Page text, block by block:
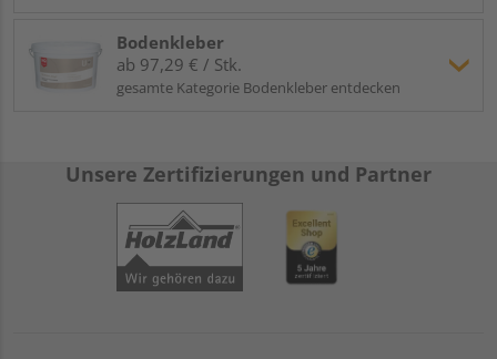
Bodenkleber
ab 97,29 € / Stk.
gesamte Kategorie Bodenkleber entdecken
Unsere Zertifizierungen und Partner